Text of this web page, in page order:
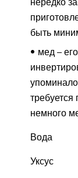
быть
мед –
требуется
немного
Вода
Уксус